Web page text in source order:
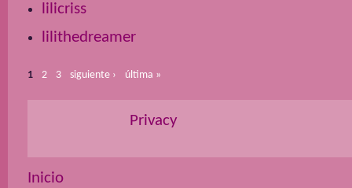
lilicriss
lilithedreamer
1 2 3 siguiente › última »
Privacy
Inicio